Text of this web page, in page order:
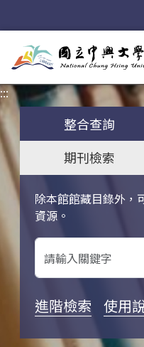
:::
整合查詢
期刊檢索
除本館館藏目錄外，
資源。
關鍵字搜尋
進階檢索 使用